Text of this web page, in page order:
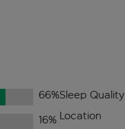
66%
16%
Sleep Quality
Location